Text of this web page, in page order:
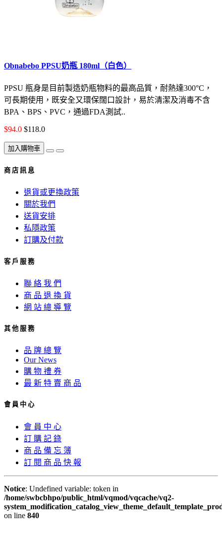
Obnabebo PPSU奶瓶 180ml（白色）
PPSU 瓶身是目前製造奶瓶物料的最高品質，耐熱達300°C，
可長期使用，既安全又環保闊口設計，易於清潔及消毒不含
BPA、BPS、PVC，通過FDA測試..
$94.0 $118.0
加入購物車
商 店 訊 息
退貨或更換政策
關於我們
送貨安排
私隱政策
訂購及付款
客 戶 服 務
聯 絡 我 們
商 品 退 換 貨
網 站 總 導 覽
其 他 服 務
品 牌 總 覽
Our News
購 物 禮 券
最 新 特 賣 商 品
會 員 中 心
會 員 中 心
訂 購 記 錄
商 品 備 忘 簿
訂 閱 商 品 快 報
Notice: Undefined variable: token in
/home/swbcbhpo/public_html/vqmod/vqcache/vq2-
on line 840